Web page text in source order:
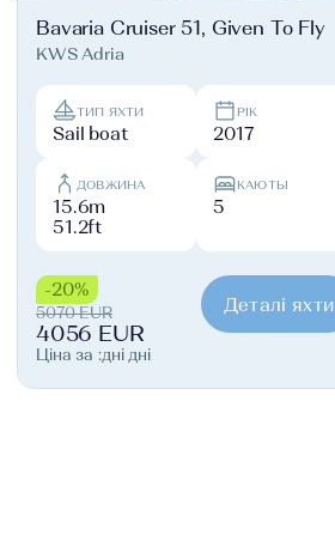
Bavaria Cruiser 51, Given To Fly
KWS Adria
ТИП ЯХТИ
Sail boat
РІК
2017
ДОВЖИНА
15.6m
51.2ft
КАЮТЫ
5
-20%
5070 EUR
4056 EUR
Ціна за :дні дні
Деталі яхти